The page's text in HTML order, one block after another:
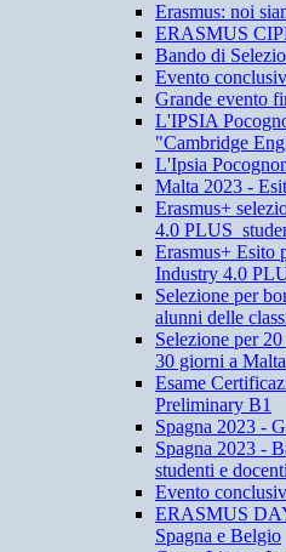
Erasmus: noi
ERASMUS
Bando di
Evento
Grande evento
L'IPSIA
"Cambridge
L'Ipsia
Malta 2023 -
Erasmus+
4.0
Erasmus+ Esito
Industry 4.0
Selezione per
alunni delle
Selezione per
30 giorni a Malta
Esame
Preliminary B1
Spagna 2023 -
Spagna 2023 -
studenti e
Evento
ERASMUS
Spagna e Belgio